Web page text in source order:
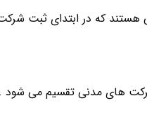
که در ابتدای ثبت